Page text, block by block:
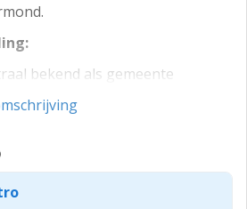
bekend als gemeente
nummer 3771 met een totale
99 m2. De totale oppervlakte
100 m2 en een verdiepingsvloer